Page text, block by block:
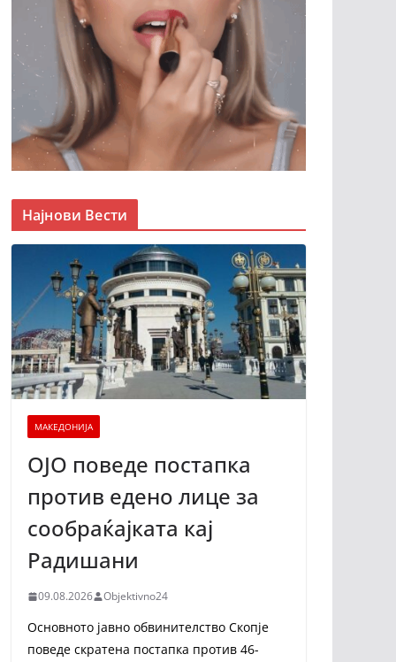
Најнови Вести
МАКЕДОНИЈА
ОЈО поведе постапка
против едено лице за
сообраќајката кај
Радишани
09.08.2026 Objektivno24
Основното јавно обвинителство Скопје
поведе скратена постапка против 46-